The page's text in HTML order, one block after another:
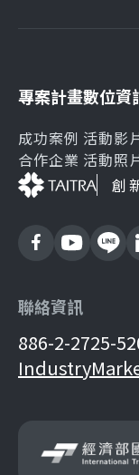
專案計畫
成功案例
合作企業
數位資
活動影
活動照
創
聯絡資訊
886-2-2725-